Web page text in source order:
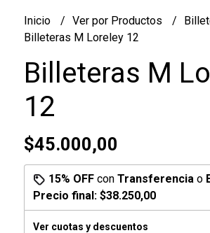
Inicio Ver por Productos
Billeteras M Loreley 12
Billeteras M
12
$45.000,00
15% OFFcon Transferencia o
Precio final: $38.250,00
Ver cuotas y descuentos